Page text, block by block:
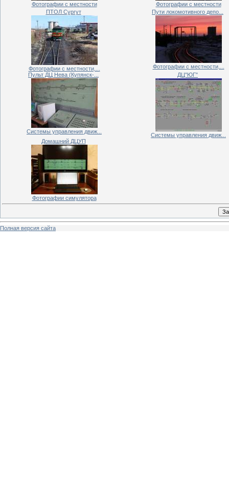
Фотографии с местности
Фотографии с местности
ПТОЛ Сургут
Фотографии с местности,...
Пути локомотивного депо...
Фотографии с местности,...
Пульт ДЦ Нева (Купянск-...
Системы управления движ...
ДЦ"ЮГ"
Системы управления движ...
Домашний ДЦУП
Фотографии симулятора
Полная версия сайта